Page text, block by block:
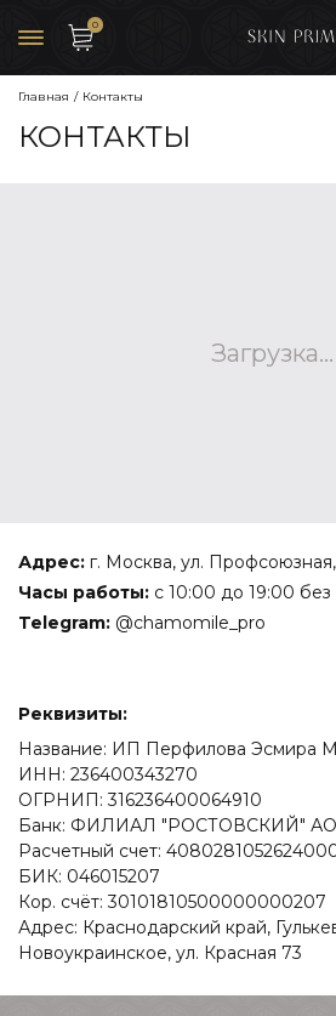
0
Главная Контакты
КОНТАКТЫ
Адрес: г. Москва, ул.
Часы работы: с 10:00 до 19:00
Telegram: @chamomile_pro
Реквизиты:
Название: ИП Перфилова Эсмира
ИНН: 236400343270
ОГРНИП: 316236400064910
Банк: ФИЛИАЛ "РОСТОВСКИЙ"
Расчетный счет:
БИК: 046015207
Кор. счёт: 30101810500000000207
Адрес: Краснодарский край,
Новоукраинское, ул. Красная 73